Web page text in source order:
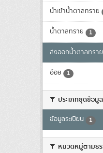
นำเข้าน้ำตาลทราย
น้ำตาลทราย 1
ส่งออกน้ำตาลทราย
อ้อย 1
ประเภทชุดข้อมูล
ข้อมูลระเบียน 1
หมวดหมู่ตามธ